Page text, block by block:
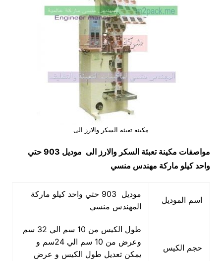
مكينة تعبئة السكر والارز الى
مواصفات مكينة تعبئة السكر والارز الى
موديل 903 حتي
واحد كيلو ماركة مهندس منسي
اسم الموديل
موديل 903 حتي واحد كيلو ماركة
المهندس منسي
حجم الكيس
طول الكيس من 10 سم الي 32 سم
وعرض من 10 سم الي 24سم و
يمكن تعديل طول الكيس و عرض